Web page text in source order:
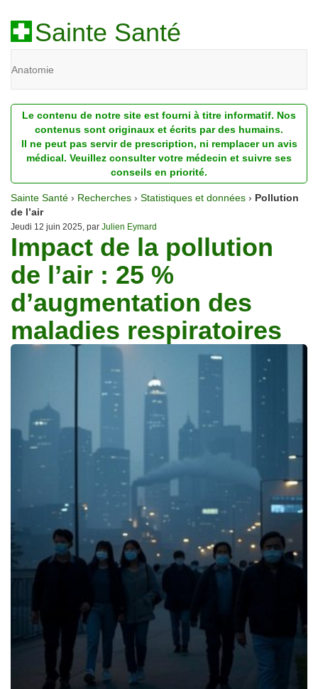
Sainte Santé
Anatomie
Diagnostic
Dossiers
Homéopathie
Nutrition
Pathologie
Psychologie
Recherches
Traitements
Le contenu de notre site est fourni à titre informatif. Nos
contenus sont originaux et écrits par des humains.
Il ne peut pas servir de prescription, ni remplacer un avis
médical. Veuillez consulter votre médecin et suivre ses
conseils en priorité.
Sainte Santé › Recherches › Statistiques et données › Pollution
de l’air
Jeudi 12 juin 2025, par Julien Eymard
Impact de la pollution
de l’air : 25 %
d’augmentation des
maladies respiratoires